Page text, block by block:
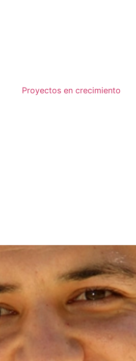
Proyectos en crecimiento